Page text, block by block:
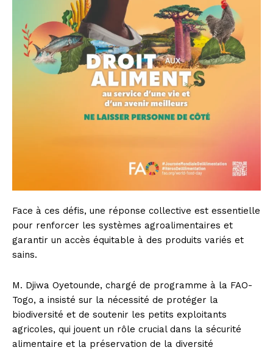
Face à ces défis, une réponse collective est essentielle
pour renforcer les systèmes agroalimentaires et
garantir un accès équitable à des produits variés et
sains.
M. Djiwa Oyetounde, chargé de programme à la FAO-
Togo, a insisté sur la nécessité de protéger la
biodiversité et de soutenir les petits exploitants
agricoles, qui jouent un rôle crucial dans la sécurité
alimentaire et la préservation de la diversité